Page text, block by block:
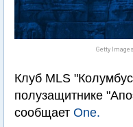
Getty
Клуб MLS
полузащитнике
сообщает One.